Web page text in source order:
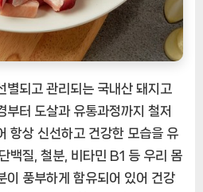
별되고 관리되는 국내산 돼지고
부터 도살과 유통과정까지 철저
항상 신선하고 건강한 모습을 유
백질, 철분, 비타민 B1 등 우리 몸
이 풍부하게 함유되어 있어 건강